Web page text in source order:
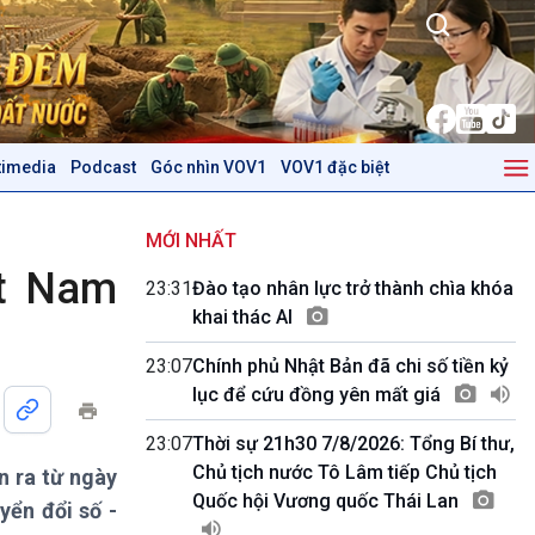
Podcast Góc nhìn VOV1 VOV1 đặc biệt
Dòng chảy Kinh tế
Tuyên chiến với gian lận
thương mại
Mùa vàng
Biển đảo Việt Nam
Tâm tình biên giới và hải
đảo
Tìm hiểu biển, đảo Việt
Nam
Podcast
Góc nhìn VOV1
Bình luận
Nam
ra từ ngày
đổi số -
MỚI NHẤT
23:31Đào tạo nhân lực trở thành chìa khóa
khai thác AI
23:07Chính phủ Nhật Bản đã chi số tiền kỷ
lục để cứu đồng yên mất giá
23:07Thời sự 21h30 7/8/2026: Tổng Bí thư,
Chủ tịch nước Tô Lâm tiếp Chủ tịch
Quốc hội Vương quốc Thái Lan